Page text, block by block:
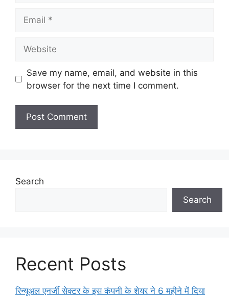
Save my name, email, and website in this
browser for the next time I comment.
Search
Search
Recent Posts
रिन्यूअल एनर्जी सेक्टर के इस कंपनी के शेयर ने 6 महीने में दिया